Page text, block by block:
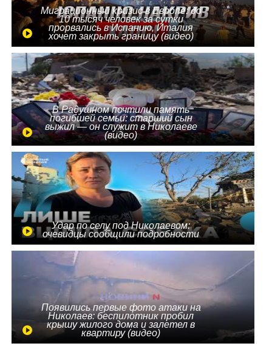
Миграционный кризис в Европе: до
10 тысяч человек за сутки
прорвались в Испанию, Италия
хочет закрыть границу (видео)
В Радушном почтили память
погибшей семьи: старший сын
выжил — он служит в Николаеве
(видео)
Удар по селу под Николаевом:
очевидцы сообщили подробности
Появились первые фото атаки на
Николаев: беспилотник пробил
крышу жилого дома и залетел в
квартиру (видео)